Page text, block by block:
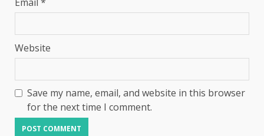
Website
Save my name, email, and website in this browser
for the next time I comment.